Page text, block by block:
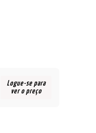
Logue-se para
ver o preço